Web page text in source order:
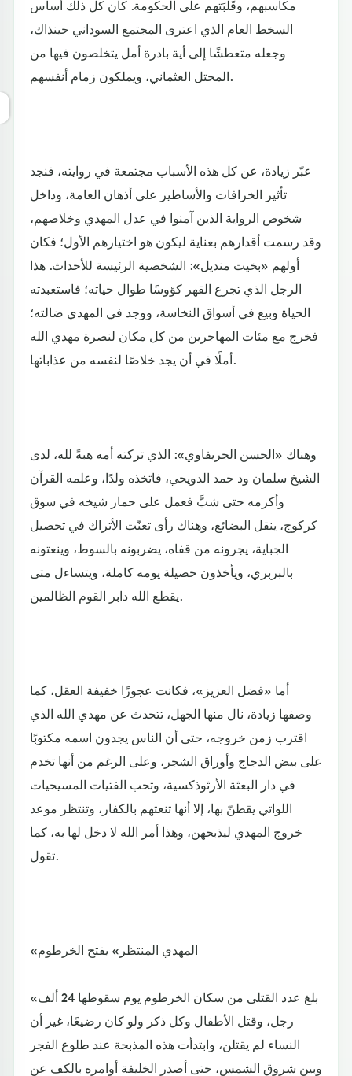
مكاسبهم، وقَلّبَتهم على الحكومة. كان كل ذلك أساس
السخط العام الذي اعترى المجتمع السوداني حينذاك،
وجعله متعطشًا إلى أية بادرة أمل يتخلصون فيها من
المحتل العثماني، ويملكون زمام أنفسهم.
عبّر زيادة، عن كل هذه الأسباب مجتمعة في روايته، فنجد
تأثير الخرافات والأساطير على أذهان العامة، وداخل
شخوص الرواية الذين آمنوا في عدل المهدي وخلاصهم،
وقد رسمت أقدارهم بعناية ليكون هو اختيارهم الأول؛ فكان
أولهم «بخيت منديل»: الشخصية الرئيسة للأحداث. هذا
الرجل الذي تجرع القهر كؤوسًا طوال حياته؛ فاستعبدته
الحياة وبيع في أسواق النخاسة، ووجد في المهدي ضالته؛
فخرج مع مئات المهاجرين من كل مكان لنصرة مهدي الله
أملًا في أن يجد خلاصًا لنفسه من عذاباتها.
وهناك «الحسن الجريفاوي»: الذي تركته أمه هبةً لله، لدى
الشيخ سلمان ود حمد الدويحي، فاتخذه ولدًا، وعلمه القرآن
وأكرمه حتى شبَّ فعمل على حمار شيخه في سوق
كركوج، ينقل البضائع، وهناك رأى تعنّت الأتراك في تحصيل
الجباية، يجرونه من قفاه، يضربونه بالسوط، وينعتونه
بالبربري، ويأخذون حصيلة يومه كاملة، ويتساءل متى
يقطع الله دابر القوم الظالمين.
أما «فضل العزيز»، فكانت عجوزًا خفيفة العقل، كما
وصفها زيادة، نال منها الجهل، تتحدث عن مهدي الله الذي
اقترب زمن خروجه، حتى أن الناس يجدون اسمه مكتوبًا
على بيض الدجاج وأوراق الشجر، وعلى الرغم من أنها تخدم
في دار البعثة الأرثوذكسية، وتحب الفتيات المسيحيات
اللواتي يقطنّ بها، إلا أنها تنعتهم بالكفار، وتنتظر موعد
خروج المهدي ليذبحهن، وهذا أمر الله لا دخل لها به، كما
تقول.
«المهدي المنتظر» يفتح الخرطوم
«بلغ عدد القتلى من سكان الخرطوم يوم سقوطها 24 ألف
رجل، وقتل الأطفال وكل ذكر ولو كان رضيعًا، غير أن
النساء لم يقتلن، وابتدأت هذه المذبحة عند طلوع الفجر
وبين شروق الشمس، حتى أصدر الخليفة أوامره بالكف عن